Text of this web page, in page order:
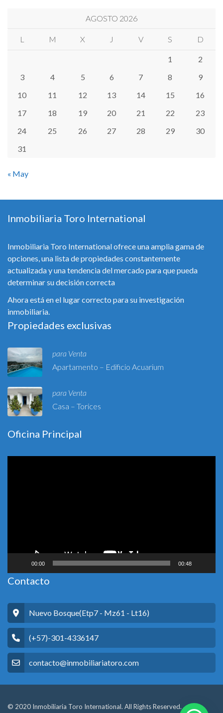
AGOSTO 2026
L M X J V S D
1
2
3
4 5 6 7 8
9
10
11 12 13 14 15
16
17
18 19 20 21 22
23
24
25 26 27 28 29
30
31
« May
Inmobiliaria Toro International
Inmobiliaria Toro International ofrece una amplia gama de
opciones, una lista de propiedades constantemente
actualizada y una tendencia del mercado para que pueda
determinar su decisión correcta
Ahora está en el lugar correcto para su investigación
inmobiliaria.
Propiedades exclusivas
para Venta
Apartamento – Edificio Acuarium
para Venta
Casa – Torices
Oficina Principal
00:00 00:48
Contacto
Nuevo Bosque(Etp7 - Mz61 - Lt16)
(+57)-301-4336147
contacto@inmobiliariatoro.com
© 2020 Inmobiliaria Toro International. All Rights Reserved.